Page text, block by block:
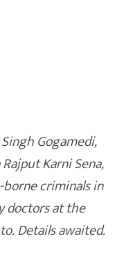
Gogamedi,
Karni Sena,
criminals in
doctors at the
Details awaited.